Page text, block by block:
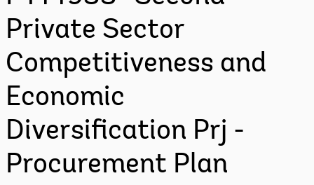
Private Sector
Competitiveness and
Economic
Diversification Prj -
Procurement Plan